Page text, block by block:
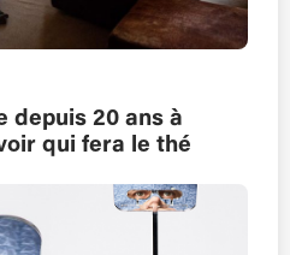
depuis 20 ans à
qui fera le thé